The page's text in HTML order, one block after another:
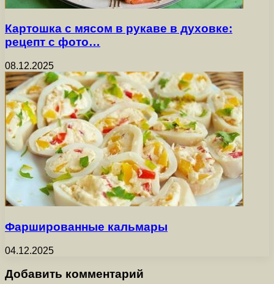
Картошка с мясом в рукаве в духовке:
рецепт с фото…
08.12.2025
Фаршированные кальмары
04.12.2025
Добавить комментарий